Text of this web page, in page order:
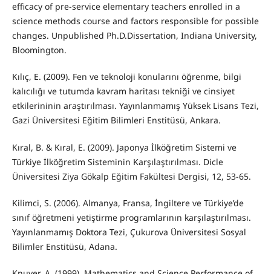
efficacy of pre-service elementary teachers enrolled in a
science methods course and factors responsible for possible
changes. Unpublished Ph.D.Dissertation, Indiana University,
Bloomington.
Kılıç, E. (2009). Fen ve teknoloji konularını öğrenme, bilgi
kalıcılığı ve tutumda kavram haritası tekniği ve cinsiyet
etkilerininin araştırılması. Yayınlanmamış Yüksek Lisans Tezi,
Gazi Üniversitesi Eğitim Bilimleri Enstitüsü, Ankara.
Kıral, B. & Kıral, E. (2009). Japonya İlköğretim Sistemi ve
Türkiye İlköğretim Sisteminin Karşılaştırılması. Dicle
Üniversitesi Ziya Gökalp Eğitim Fakültesi Dergisi, 12, 53-65.
Kilimci, S. (2006). Almanya, Fransa, İngiltere ve Türkiye’de
sınıf öğretmeni yetiştirme programlarının karşılaştırılması.
Yayınlanmamış Doktora Tezi, Çukurova Üniversitesi Sosyal
Bilimler Enstitüsü, Adana.